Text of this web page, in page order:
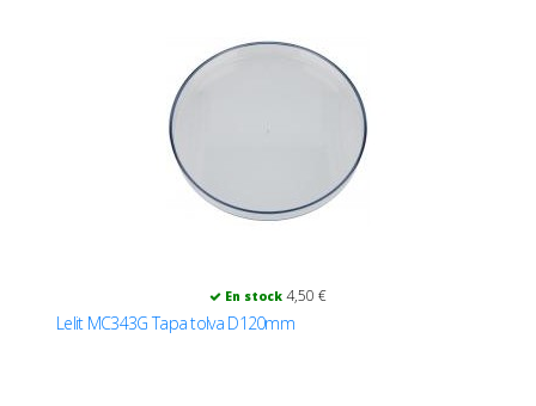
En stock 4,50 €
Lelit MC343G Tapa tolva D120mm